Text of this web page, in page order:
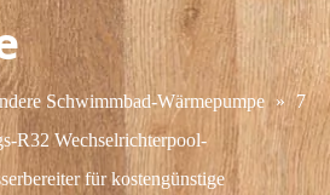
Schwimmbad-Wärmepumpe » 7
R32 Wechselrichterpool-
für kostengünstige